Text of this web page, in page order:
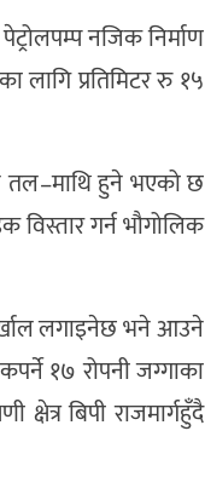
नजिक निर्माण
प्रतिमिटर रु १५
तल–माथि हुने भएको छ
गर्न भौगोलिक
लगाइनेछ भने आउने
१७ रोपनी जग्गाका
बिपी राजमार्गहुँदै